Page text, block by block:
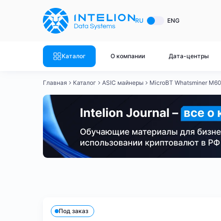
RU ENG
Каталог О компании Дата-центры
ASIC майнеры
Canaan
Innosilicon
Готовый
Готовый
Готовый
Готовый
Готовый
Главная Каталог ASIC майнеры MicroBT Whatsminer
Под заказ